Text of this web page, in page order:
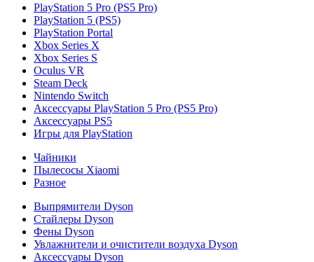
PlayStation 5 Pro (PS5 Pro)
PlayStation 5 (PS5)
PlayStation Portal
Xbox Series X
Xbox Series S
Oculus VR
Steam Deck
Nintendo Switch
Аксессуары PlayStation 5 Pro (PS5 Pro)
Аксессуары PS5
Игры для PlayStation
Чайники
Пылесосы Xiaomi
Разное
Выпрямители Dyson
Стайлеры Dyson
Фены Dyson
Увлажнители и очистители воздуха Dyson
Аксессуары Dyson